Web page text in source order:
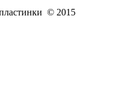
© 2015